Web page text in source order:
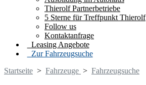
Thierolf Partnerbetriebe
5 Sterne für Treffpunkt Thierolf
Follow us
Kontaktanfrage
Leasing Angebote
Zur Fahrzeugsuche
Startseite > Fahrzeuge > Fahrzeugsuche